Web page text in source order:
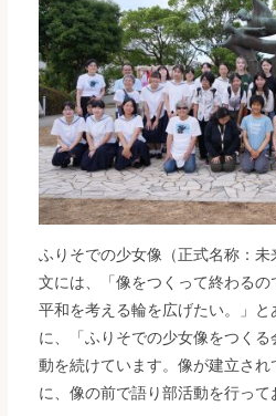
ふりそでの少女像（正式名称：
文には、「像をつくって終わる
平和を考える輪を広げたい。」
に、「ふりそでの少女像をつく
動を続けています。像が建立さ
に、像の前で語り部活動を行って